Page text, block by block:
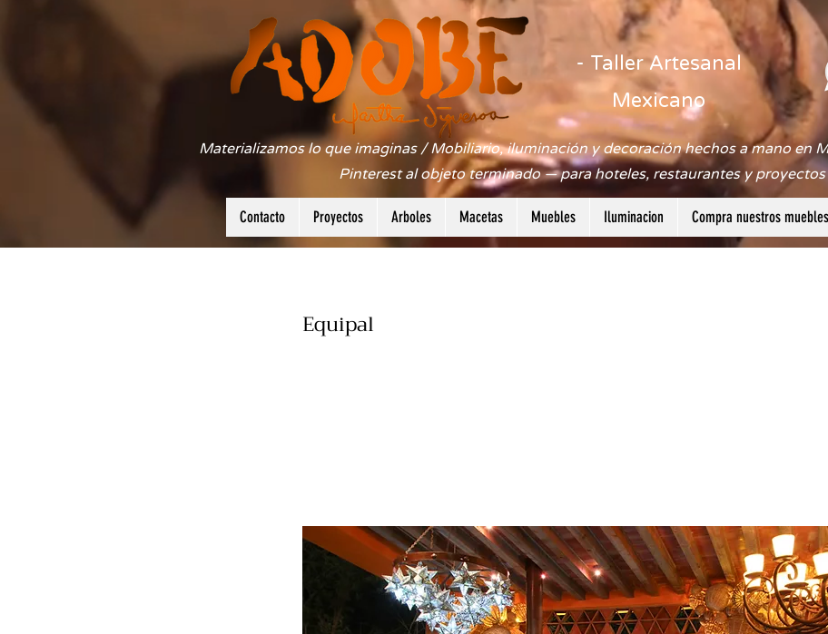
- Taller Artesanal
Mexicano
Materializamos lo que imaginas / Mobiliario, iluminación y decoración hechos a mano en
Pinterest al objeto terminado — para hoteles, restaurantes y
Contacto Proyectos Arboles Macetas Muebles Iluminacion Compra nuestros
Equipal